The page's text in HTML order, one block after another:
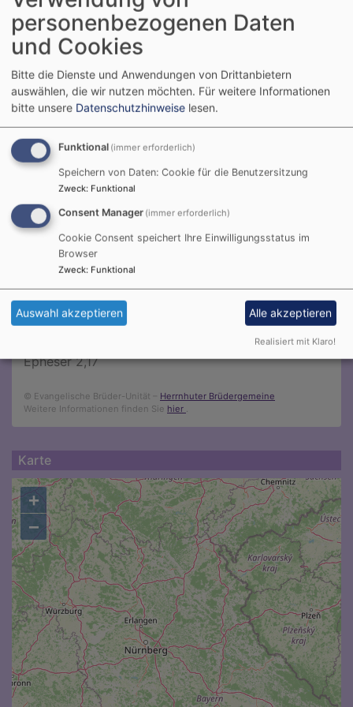
Tageslosung
dich und sei fröhlich von ganzem Herzen, du
Tochter Jerusalem! Denn der HERR hat deine
Strafe weggenommen.
Zefanja 3,14-15
Christus ist gekommen und hat im Evangelium
Frieden verkündigt euch, die ihr fern wart, und
Epheser 2,17
© Evangelische Brüder-Unität – Herrnhuter Brüdergemeine
Weitere Informationen finden Sie hier
Karte
+
−
personenbezogenen Daten
und Cookies
Bitte die Dienste und Anwendungen von Drittanbietern
auswählen, die wir nutzen möchten. Für weitere Informationen
bitte unsere Datenschutzhinweise lesen.
Funktional (immer erforderlich)
Speichern von Daten: Cookie für die Benutzersitzung
Zweck: Funktional
Consent Manager (immer erforderlich)
Cookie Consent speichert Ihre Einwilligungsstatus im
Browser
Zweck: Funktional
Auswahl akzeptieren Alle akzeptieren
Realisiert mit Klaro!